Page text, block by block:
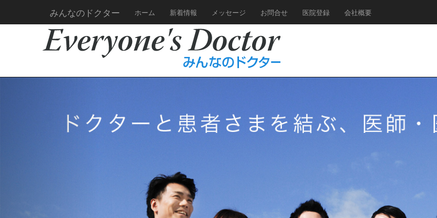
みんなのドクター ホーム 新着情報 メッセージ お問合せ 医院登録 会社概要